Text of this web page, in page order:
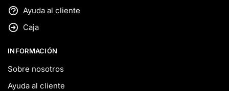
Ayuda al cliente
Caja
INFORMACIÓN
Sobre nosotros
Ayuda al cliente